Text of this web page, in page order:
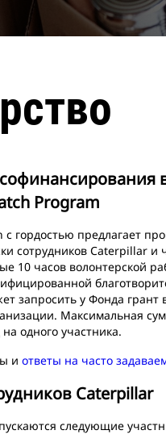
Program
гордостью предлагает
сотрудников Caterpillar и
10 часов волонтерской
запросить у Фонда
Максимальная
одного участника.
и ответы на часто
Caterpillar
следующие